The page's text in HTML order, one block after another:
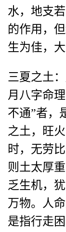
水，地支
的作用，
生为佳，
三夏之土
月八字命
不通”者，
之土，旺
时，无劳
则土太厚
乏生机，
万物。人
是指行走